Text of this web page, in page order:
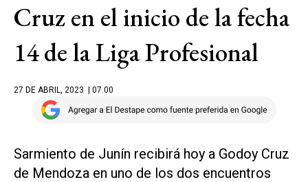
Cruz en el inicio de la fecha
14 de la Liga Profesional
27 DE ABRIL, 2023 | 07.00
Sarmiento de Junín recibirá hoy a Godoy Cruz
de Mendoza en uno de los dos encuentros